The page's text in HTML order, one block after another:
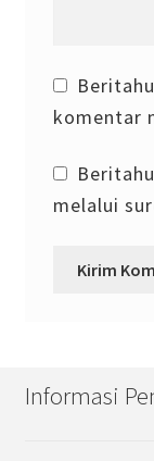
komentar
melalui
Informasi